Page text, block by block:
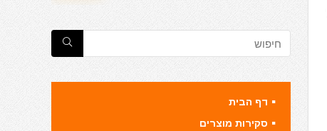
דף הבית
סקירות מוצרים